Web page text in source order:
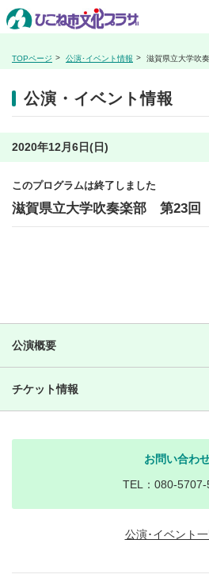
TOPページ 公演･イベント情報 滋賀県立大学吹
公演・イベント情報
2020年12月6日(日)
このプログラムは終了しました
滋賀県立大学吹奏楽部 第23
公演概要
チケット情報
お問い合わ
TEL：080-5707-
公演･イベント